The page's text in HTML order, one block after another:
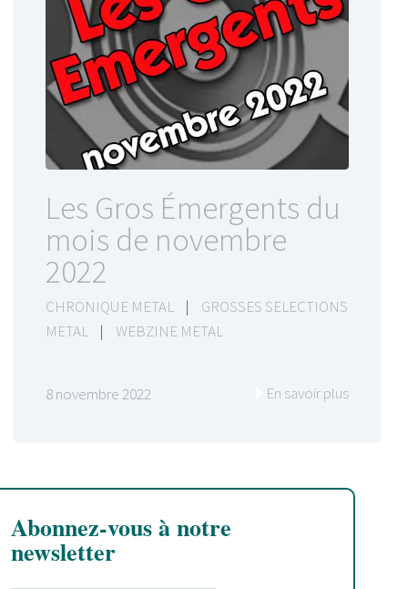
Les Gros Émergents du
mois de novembre
2022
CHRONIQUE METAL |
GROSSES SELECTIONS
METAL
| WEBZINE METAL
8 novembre 2022 En savoir plus
Abonnez-vous à notre
newsletter